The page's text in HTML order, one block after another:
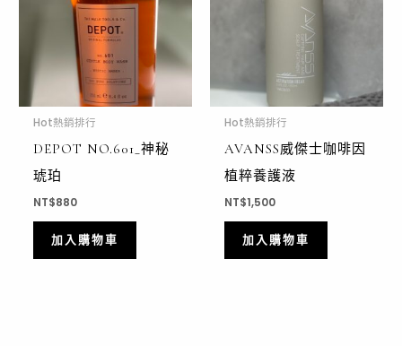
Hot熱銷排行
DEPOT NO.601_神秘
琥珀
NT$880
加入購物車
Hot熱銷排行
AVANSS威傑士咖啡因
植粹養護液
NT$1,500
加入購物車